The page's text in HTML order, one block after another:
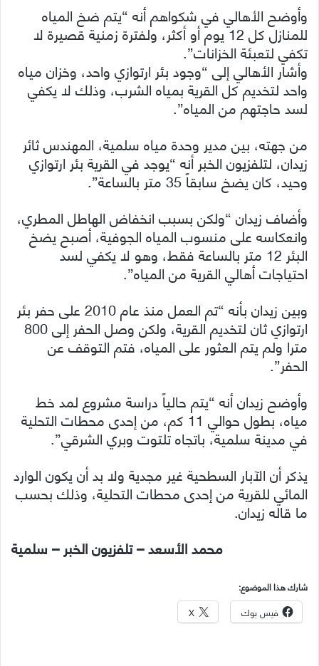
وأوضح الأهالي في شكواهم أنه “يتم ضخ المياه
للمنازل كل 12 يوم أو أكثر، ولفترة زمنية قصيرة لا
تكفي لتعبئة الخزانات”.
وأشار الأهالي إلى “وجود بئر ارتوازي واحد، وخزان مياه
واحد لتخديم كل القرية بمياه الشرب، وذلك لا يكفي
لسد حاجتهم من المياه”.
من جهته، بين مدير وحدة مياه سلمية، المهندس ثائر
زيدان، لتلفزيون الخبر أنه “يوجد في القرية بئر ارتوازي
وحيد، كان يضخ سابقاً 35 متر بالساعة”.
وأضاف زيدان “ولكن بسبب انخفاض الهاطل المطري،
وانعكاسه على منسوب المياه الجوفية، أصبح يضخ
البئر 12 متر بالساعة فقط، وهو لا يكفي لسد
احتياجات أهالي القرية من المياه”.
وبين زيدان بأنه “تم العمل منذ عام 2010 على حفر بئر
ارتوازي ثان لتخديم القرية، ولكن وصل الحفر إلى 800
مترا ولم يتم العثور على المياه، فتم التوقف عن
الحفر”.
وأوضح زيدان أنه “يتم حالياً دراسة مشروع لمد خط
مياه، بطول حوالي 11 كم، من إحدى محطات التحلية
في مدينة سلمية، باتجاه تلتوت وبري الشرقي”.
يذكر أن الآبار السطحية غير مجدية ولا بد أن يكون الوارد
المائي للقرية من إحدى محطات التحلية، وذلك بحسب
ما قاله زيدان.
محمد الأسعد – تلفزيون الخبر – سلمية
شارك هذا الموضوع:
فيس بوك X